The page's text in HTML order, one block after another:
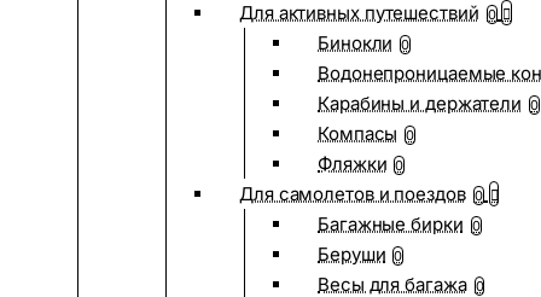
Для активных путешествий 0
Бинокли 0
Водонепроницаемые
Карабины и держатели 0
Компасы 0
Фляжки 0
Для самолетов и поездов 0
Багажные бирки 0
Беруши 0
Весы для багажа 0